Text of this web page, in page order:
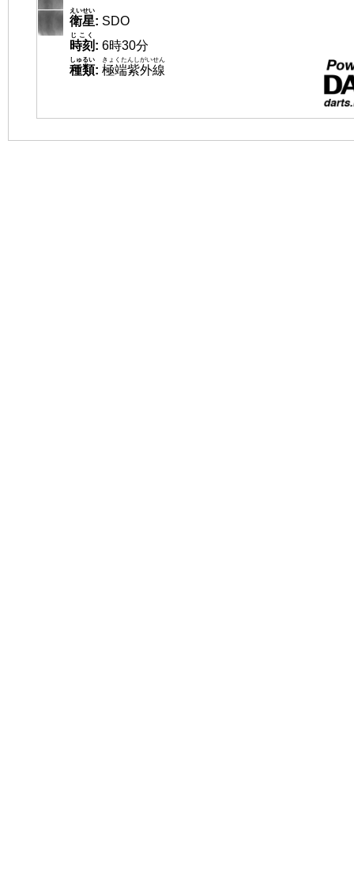
衛星
えいせい
: SDO
時刻
じこく
: 6時30分
種類
しゅるい
: 極端紫外線
きょくたんしがいせん